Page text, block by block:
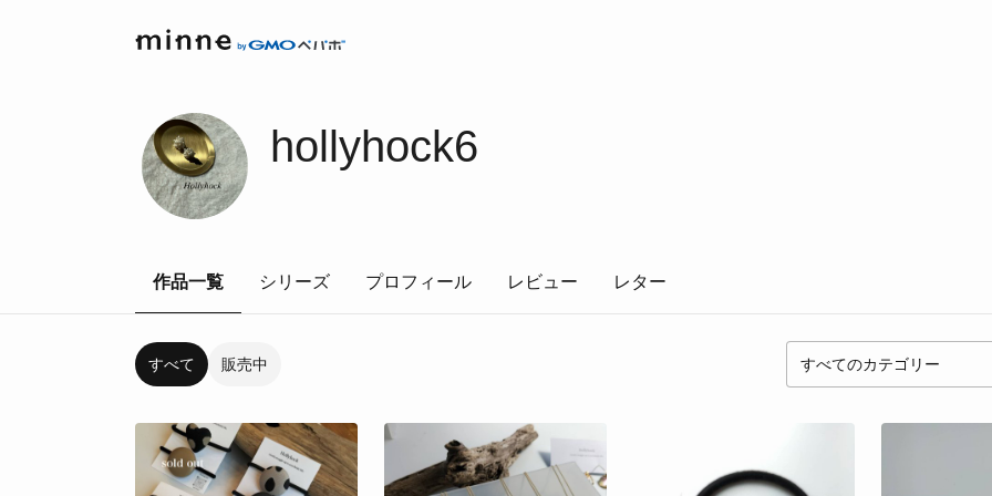
hollyhock6
作品一覧 シリーズ プロフィール レビュー レター
すべて 販売中